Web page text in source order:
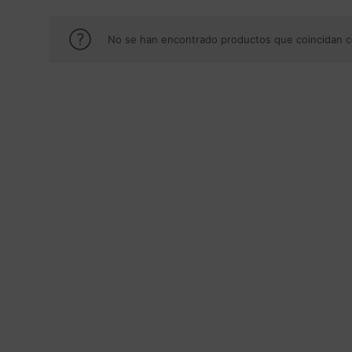
No se han encontrado productos que coincidan